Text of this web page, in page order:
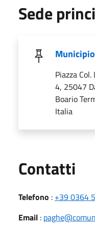
Sede
Municipio
Piazza
4, 25047
Boario
Italia
Contatti
Telefono : +39 0364
Email :